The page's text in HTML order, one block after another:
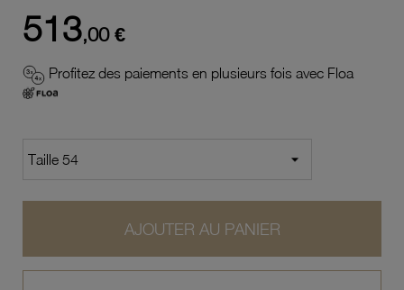
513,00 €
Profitez des paiements en plusieurs fois avec Floa
AJOUTER AU PANIER